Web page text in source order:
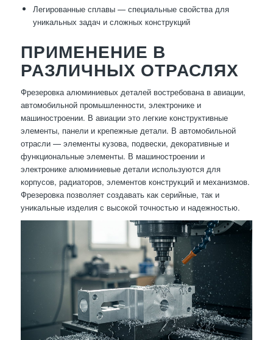
Легированные сплавы — специальные свойства для
уникальных задач и сложных конструкций
ПРИМЕНЕНИЕ В
РАЗЛИЧНЫХ ОТРАСЛЯХ
Фрезеровка алюминиевых деталей востребована в авиации,
автомобильной промышленности, электронике и
машиностроении. В авиации это легкие конструктивные
элементы, панели и крепежные детали. В автомобильной
отрасли — элементы кузова, подвески, декоративные и
функциональные элементы. В машиностроении и
электронике алюминиевые детали используются для
корпусов, радиаторов, элементов конструкций и механизмов.
Фрезеровка позволяет создавать как серийные, так и
уникальные изделия с высокой точностью и надежностью.